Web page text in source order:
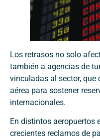
Los retrasos no solo
también a agencias de
vinculadas al sector, que
aérea para sostener
internacionales.
En distintos aeropuertos
crecientes reclamos de